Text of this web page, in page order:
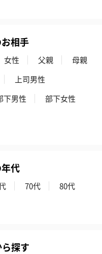
梱してお届けいたしま
相手
女性 父親
母親
上司男性
下男性
部下女性
代
70代
80代
探す